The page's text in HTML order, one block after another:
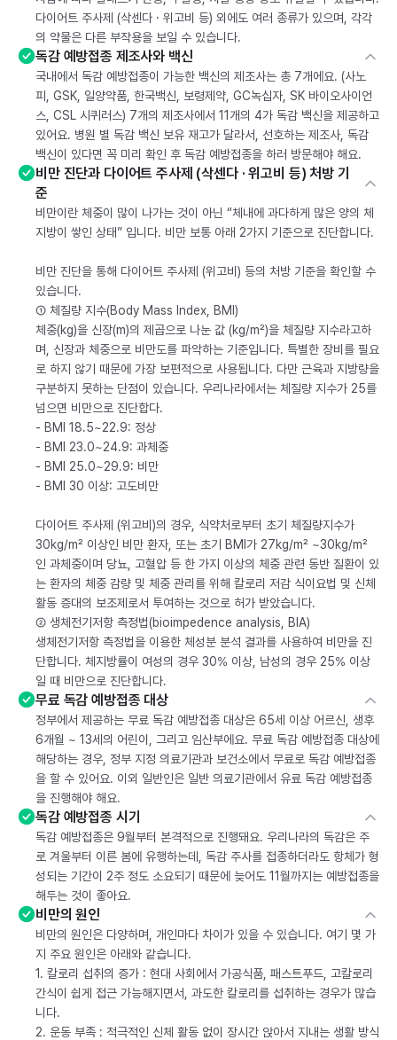
다이어트 주사제 (삭센다 · 위고비 등) 외에도 여러 종류가 있으며, 각각
의 약물은 다른 부작용을 보일 수 있습니다.
독감 예방접종 제조사와 백신
국내에서 독감 예방접종이 가능한 백신의 제조사는 총 7개에요. (사노
피, GSK, 일양약품, 한국백신, 보령제약, GC녹십자, SK 바이오사이언
스, CSL 시퀴러스) 7개의 제조사에서 11개의 4가 독감 백신을 제공하고
있어요. 병원 별 독감 백신 보유 재고가 달라서, 선호하는 제조사, 독감
백신이 있다면 꼭 미리 확인 후 독감 예방접종을 하러 방문해야 해요.
비만 진단과 다이어트 주사제 (삭센다 · 위고비 등) 처방 기
준
비만이란 체중이 많이 나가는 것이 아닌 “체내에 과다하게 많은 양의 체
지방이 쌓인 상태” 입니다. 비만 보통 아래 2가지 기준으로 진단합니다.
비만 진단을 통해 다이어트 주사제 (위고비) 등의 처방 기준을 확인할 수
있습니다.
① 체질량 지수(Body Mass Index, BMI)
체중(kg)을 신장(m)의 제곱으로 나눈 값 (kg/m²)을 체질량 지수라고하
며, 신장과 체중으로 비만도를 파악하는 기준입니다. 특별한 장비를 필요
로 하지 않기 때문에 가장 보편적으로 사용됩니다. 다만 근육과 지방량을
구분하지 못하는 단점이 있습니다. 우리나라에서는 체질량 지수가 25를
넘으면 비만으로 진단합다.
- BMI 18.5~22.9: 정상
- BMI 23.0~24.9: 과체중
- BMI 25.0~29.9: 비만
- BMI 30 이상: 고도비만
다이어트 주사제 (위고비)의 경우, 식약처로부터 초기 체질량지수가
30kg/m² 이상인 비만 환자, 또는 초기 BMI가 27kg/m² ~30kg/m²
인 과체중이며 당뇨, 고혈압 등 한 가지 이상의 체중 관련 동반 질환이 있
는 환자의 체중 감량 및 체중 관리를 위해 칼로리 저감 식이요법 및 신체
활동 증대의 보조제로서 투여하는 것으로 허가 받았습니다.
② 생체전기저항 측정법(bioimpedence analysis, BIA)
생체전기저항 측정법을 이용한 체성분 분석 결과를 사용하여 비만을 진
단합니다. 체지방률이 여성의 경우 30% 이상, 남성의 경우 25% 이상
일 때 비만으로 진단합니다.
무료 독감 예방접종 대상
정부에서 제공하는 무료 독감 예방접종 대상은 65세 이상 어르신, 생후
6개월 ~ 13세의 어린이, 그리고 임산부에요. 무료 독감 예방접종 대상에
해당하는 경우, 정부 지정 의료기관과 보건소에서 무료로 독감 예방접종
을 할 수 있어요. 이외 일반인은 일반 의료기관에서 유료 독감 예방접종
을 진행해야 해요.
독감 예방접종 시기
독감 예방접종은 9월부터 본격적으로 진행돼요. 우리나라의 독감은 주
로 겨울부터 이른 봄에 유행하는데, 독감 주사를 접종하더라도 항체가 형
성되는 기간이 2주 정도 소요되기 때문에 늦어도 11월까지는 예방접종을
해두는 것이 좋아요.
비만의 원인
비만의 원인은 다양하며, 개인마다 차이가 있을 수 있습니다. 여기 몇 가
지 주요 원인은 아래와 같습니다.
1. 칼로리 섭취의 증가 : 현대 사회에서 가공식품, 패스트푸드, 고칼로리
간식이 쉽게 접근 가능해지면서, 과도한 칼로리를 섭취하는 경우가 많습
니다.
2. 운동 부족 : 적극적인 신체 활동 없이 장시간 앉아서 지내는 생활 방식